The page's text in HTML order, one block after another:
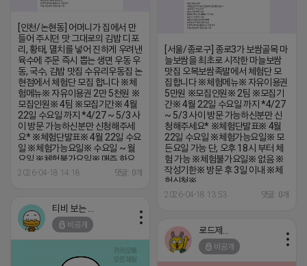
[인천/논현동] 어머니가 집에서 만
들어 주시던 맛 그대로의 김밥 디포
리, 황태, 멸치를 넣어 진하게 우려낸
육수에 주문 즉시 뽑는 생면 우동 우
동, 국수, 김밥 맛집 수유리우동집 논
현점에서 체험단 모집 합니다 ※체
험메뉴※ 자유이용권 2만 5천원 ※
모집인원※ 4팀 ※모집기간※ 4월
22일 수요일 까지 *4/27 ~ 5/3 사
이 방문 가능하신분만 신청해주세
요* ※체험단발표※ 4월 22일 수요
일 ※체험가능요일※ 수요일 ~ 월
요일 ※체험불가요일※ 매주 화요
일, 매일 15 ~ 17시 불가 ※작성기
https://forms.gle/rsMfoSegVnC8tjRJA
※특이사항※ 방문인원 최대 2~4
인 까지 가능 체험권 이외 추가 주문
은 본인부담입니다.
2026-04-18 14:18 댓글: 0개
[서울/종로구] 종로3가 보쌈골목 마
늘보쌈을 최초로 시작한 마늘보쌈
맛집 오복보쌈족발에서 체험단 모
집합니다 ※체험메뉴※ 자유이용권
5만원 ※모집인원※ 2팀 ※모집기
간※ 4월 22일 수요일 까지 *4/27
~ 5/3 사이 방문 가능하신분만 신
청해주세요* ※체험단발표※ 4월
22일 수요일 ※체험가능요일※ 모
든요일 가능 단, 오후 18시 부터 체
험 가능 ※체험불가요일※ 없음 ※
작성기한※ 방문 후 3일 이내 ※체
험신청※
https://forms.gle/
다. 체험메뉴 외 초과비용은 본인부
담입니다.
2026-04-18 13:53 댓글: 0개
비공개
비공개